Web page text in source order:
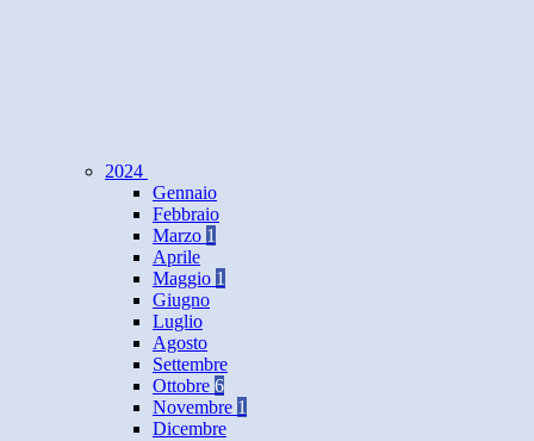
2024
Gennaio
Febbraio
Marzo 1
Aprile
Maggio 1
Giugno
Luglio
Agosto
Settembre
Ottobre 6
Novembre 1
Dicembre